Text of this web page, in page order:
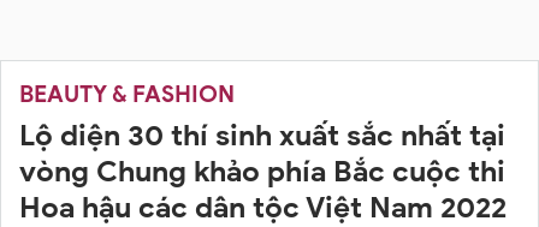
BEAUTY & FASHION
Lộ diện 30 thí sinh xuất sắc nhất tại
vòng Chung khảo phía Bắc cuộc thi
Hoa hậu các dân tộc Việt Nam 2022